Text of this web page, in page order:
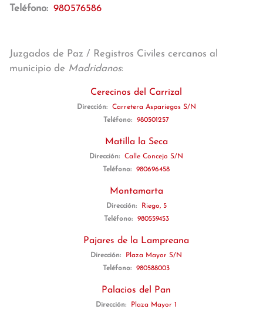
Teléfono: 980576586
Juzgados de Paz / Registros Civiles cercanos al
municipio de Madridanos:
Cerecinos del Carrizal
Dirección:
Carretera Aspariegos S/N
Teléfono:
980501257
Matilla la Seca
Dirección:
Calle Concejo S/N
Teléfono:
980696458
Montamarta
Dirección:
Riego, 5
Teléfono:
980559453
Pajares de la Lampreana
Dirección:
Plaza Mayor S/N
Teléfono:
980588003
Palacios del Pan
Dirección:
Plaza Mayor 1